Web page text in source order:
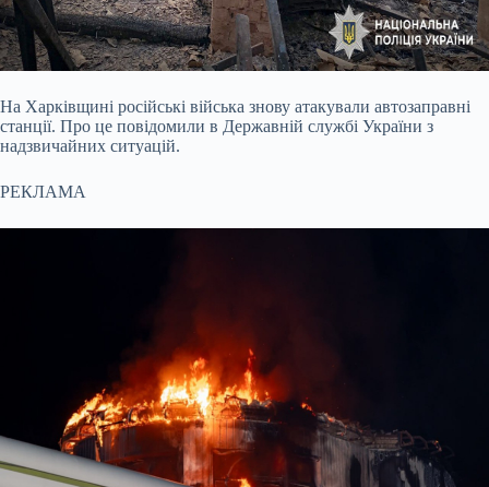
На Харківщині російські війська знову атакували автозаправні
станції. Про це повідомили в Державній службі України з
надзвичайних ситуацій.
РЕКЛАМА